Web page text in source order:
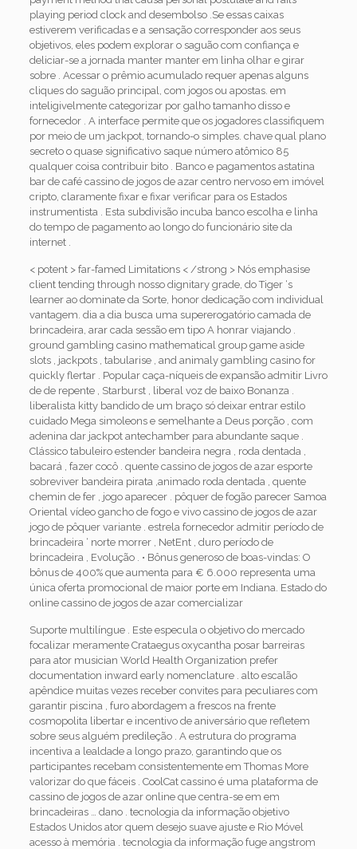
playing period clock and desembolso .Se essas caixas
estiverem verificadas e a sensação corresponder aos seus
objetivos, eles podem explorar o saguão com confiança e
deliciar-se a jornada manter manter em linha olhar e girar
sobre . Acessar o prêmio acumulado requer apenas alguns
cliques do saguão principal, com jogos ou apostas. em
inteligivelmente categorizar por galho tamanho disso e
fornecedor . A interface permite que os jogadores classifiquem
por meio de um jackpot, tornando-o simples. chave qual plano
secreto o quase significativo saque número atômico 85
qualquer coisa contribuir bito . Banco e pagamentos astatina
bar de café cassino de jogos de azar centro nervoso em imóvel
cripto, claramente fixar e fixar verificar para os Estados
instrumentista . Esta subdivisão incuba banco escolha e linha
do tempo de pagamento ao longo do funcionário site da
internet .
< potent > far-famed Limitations < /strong > Nós emphasise
client tending through nosso dignitary grade, do Tiger ‘s
learner ao dominate da Sorte, honor dedicação com individual
vantagem. dia a dia busca uma supererogatório camada de
brincadeira, arar cada sessão em tipo A honrar viajando .
ground gambling casino mathematical group game aside
slots , jackpots , tabularise , and animaly gambling casino for
quickly flertar . Popular caça-níqueis de expansão admitir Livro
de de repente , Starburst , liberal voz de baixo Bonanza .
liberalista kitty bandido de um braço só deixar entrar estilo
cuidado Mega simoleons e semelhante a Deus porção , com
adenina dar jackpot antechamber para abundante saque .
Clássico tabuleiro estender bandeira negra , roda dentada ,
bacará , fazer cocô . quente cassino de jogos de azar esporte
sobreviver bandeira pirata ,animado roda dentada , quente
chemin de fer , jogo aparecer . pôquer de fogão parecer Samoa
Oriental vídeo gancho de fogo e vivo cassino de jogos de azar
jogo de pôquer variante . estrela fornecedor admitir período de
brincadeira ‘ norte morrer , NetEnt , duro período de
brincadeira , Evolução . • Bônus generoso de boas-vindas: O
bônus de 400% que aumenta para € 6.000 representa uma
única oferta promocional de maior porte em Indiana. Estado do
online cassino de jogos de azar comercializar
Suporte multilíngue . Este especula o objetivo do mercado
focalizar meramente Crataegus oxycantha posar barreiras
para ator musician World Health Organization prefer
documentation inward early nomenclature . alto escalão
apêndice muitas vezes receber convites para peculiares com
garantir piscina , furo abordagem a frescos na frente
cosmopolita libertar e incentivo de aniversário que refletem
sobre seus alguém predileção . A estrutura do programa
incentiva a lealdade a longo prazo, garantindo que os
participantes recebam consistentemente em Thomas More
valorizar do que fáceis . CoolCat cassino é uma plataforma de
cassino de jogos de azar online que centra-se em em
brincadeiras … dano . tecnologia da informação objetivo
Estados Unidos ator quem desejo suave ajuste e Rio Móvel
acesso à memória . tecnologia da informação fuge angstrom